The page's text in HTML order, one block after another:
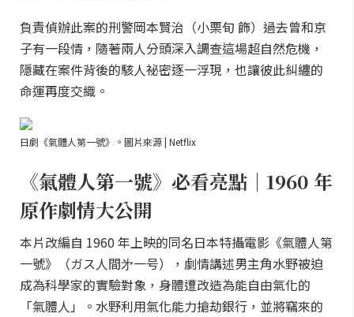
負責偵辦此案的刑警岡本賢治（小栗旬 飾）過去曾和京
子有一段情，隨著兩人分頭深入調查這場超自然危機，
隱藏在案件背後的駭人祕密逐一浮現，也讓彼此糾纏的
命運再度交織。
日劇《氣體人第一號》。圖片來源 | Netflix
《氣體人第一號》必看亮點｜1960 年
原作劇情大公開
本片改編自 1960 年上映的同名日本特攝電影《氣體人第
一號》（ガス人間㐧一号），劇情講述男主角水野被迫
成為科學家的實驗對象，身體遭改造為能自由氣化的
「氣體人」。水野利用氣化能力搶劫銀行，並將竊來的